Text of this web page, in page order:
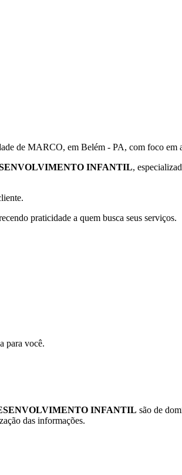
MARCO, em Belém - PA, com foco em
INFANTIL,
praticidade a quem busca seus serviços.
para você.
INFANTIL são de
das informações.